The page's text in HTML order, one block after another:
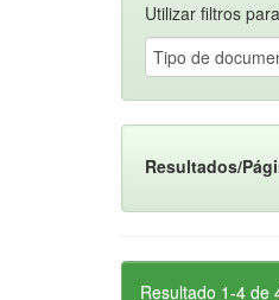
Utilizar filtros
Resultados/
Resultado 1-4 de